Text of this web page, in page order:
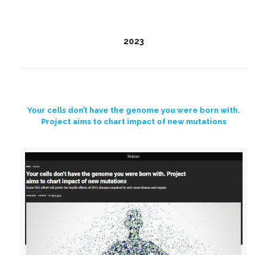
2023
Your cells don’t have the genome you were born with.
Project aims to chart impact of new mutations